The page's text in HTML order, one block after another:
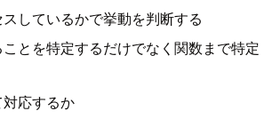
しているかで挙動を判断する
とを特定するだけでなく関数まで特定
応するか